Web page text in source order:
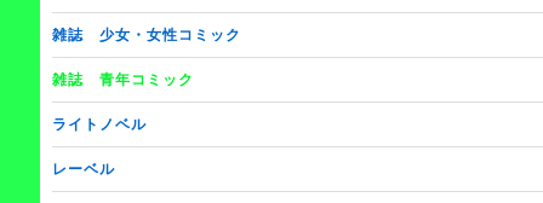
雑誌 少女・女性コミック
雑誌 青年コミック
ライトノベル
レーベル